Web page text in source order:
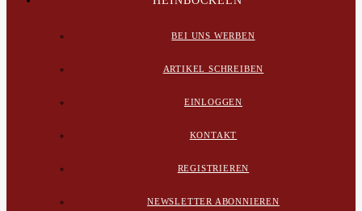
BEI UNS WERBEN
ARTIKEL SCHREIBEN
EINLOGGEN
KONTAKT
REGISTRIEREN
NEWSLETTER ABONNIEREN